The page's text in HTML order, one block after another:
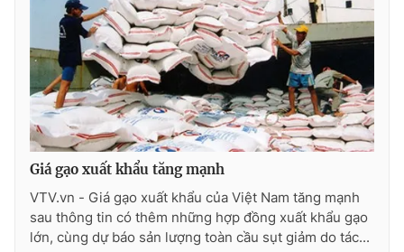
VTV Sức khoẻ Bất động sản
Thị trường 24h Tấm lòng Việt
VTV4 Vươn mình bằng AI
VTV9 VTV8
Liên hệ tòa soạn English
Giá gạo xuất khẩu tăng mạnh
VTV.vn - Giá gạo xuất khẩu của Việt Nam tăng mạnh
sau thông tin có thêm những hợp đồng xuất khẩu gạo
lớn, cùng dự báo sản lượng toàn cầu sụt giảm do tác...